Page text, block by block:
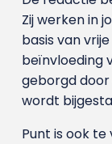
Zij werken in
basis van
beïnvloeding
geborgd
wordt
Punt is ook te